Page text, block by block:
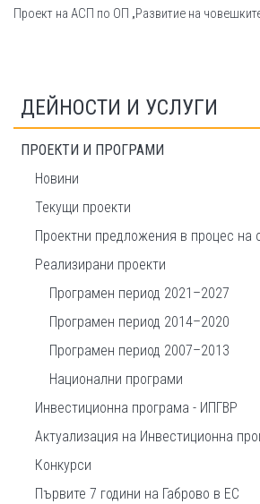
Проект на АСП по ОП „Развитие на
ДЕЙНОСТИ И УСЛУГИ
ПРОЕКТИ И ПРОГРАМИ
Новини
Текущи проекти
Проектни предложения в процес на
Реализирани проекти
Програмен период 2021–2027
Програмен период 2014–2020
Програмен период 2007–2013
Национални програми
Инвестиционна програма - ИПГВР
Актуализация на Инвестиционна
Конкурси
Първите 7 години на Габрово в ЕС